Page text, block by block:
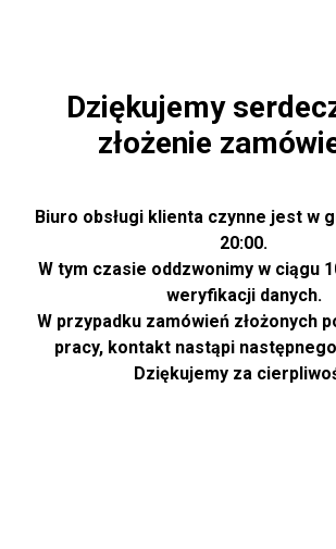
Dziękujemy
złożenie
Biuro obsługi klienta czynne jest w
20:00.
W tym czasie oddzwonimy w ciągu
weryfikacji danych.
W przypadku zamówień złożonych
pracy, kontakt nastąpi
Dziękujemy za